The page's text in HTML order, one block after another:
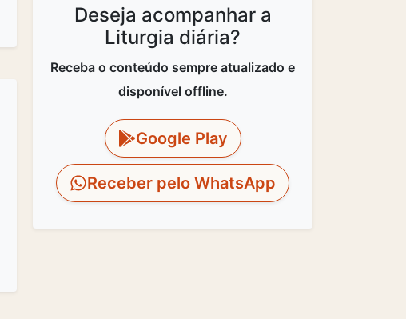
Deseja acompanhar a
Liturgia diária?
Receba o conteúdo sempre atualizado e
disponível offline.
Google Play
Receber pelo WhatsApp